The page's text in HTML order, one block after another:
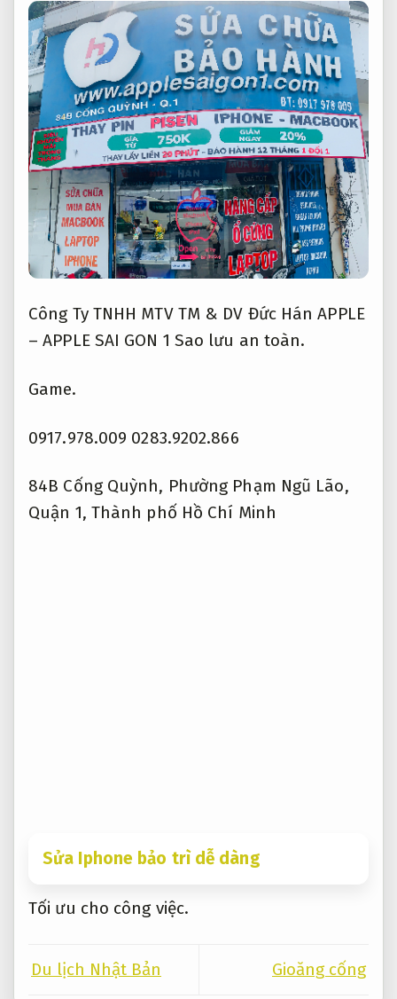
Công Ty TNHH MTV TM & DV Đức Hán APPLE
– APPLE SAI GON 1 Sao lưu an toàn.
Game.
0917.978.009 0283.9202.866
84B Cống Quỳnh, Phường Phạm Ngũ Lão,
Quận 1, Thành phố Hồ Chí Minh
Sửa Iphone bảo trì dễ dàng
Tối ưu cho công việc.
Du lịch Nhật Bản Gioăng cống